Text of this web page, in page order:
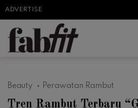
ADVERTISE
Beauty Perawatan Rambut
Tren Rambut Terbaru